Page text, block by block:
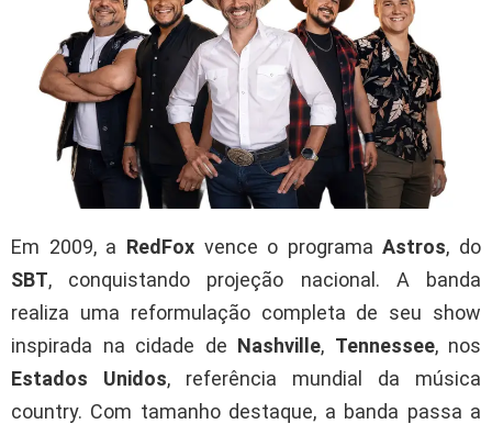
Em 2009, a RedFoxvence o programaAstros, do
SBT, conquistando projeção nacional. A banda
realiza uma reformulação completa de seu show
inspirada na cidade de Nashville, Tennessee, nos
Estados Unidos, referência mundial da música
country. Com tamanho destaque, a banda passa a